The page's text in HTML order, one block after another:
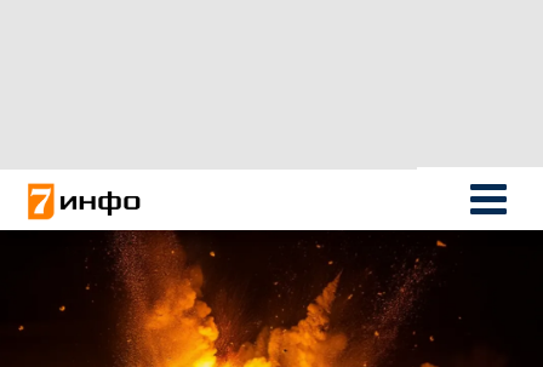
Новости России
Политика
Новости мира
Все материалы 7инфо
О НАС